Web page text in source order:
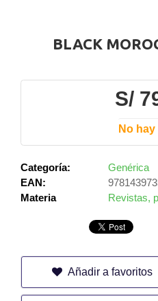
BLACK
S/
No
Categoría:
Genérica
EAN:
Materia
Revistas,
Añadir a favoritos